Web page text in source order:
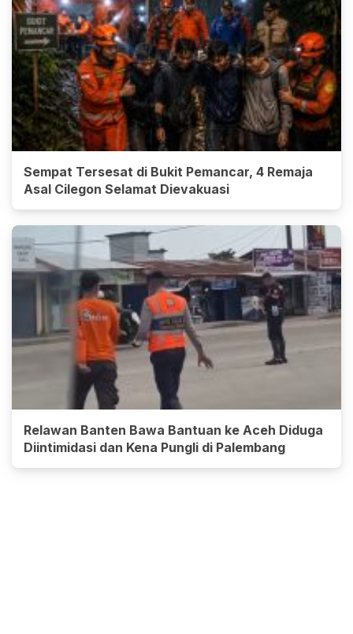
Sempat Tersesat di Bukit Pemancar, 4 Remaja
Asal Cilegon Selamat Dievakuasi
Relawan Banten Bawa Bantuan ke Aceh Diduga
Diintimidasi dan Kena Pungli di Palembang